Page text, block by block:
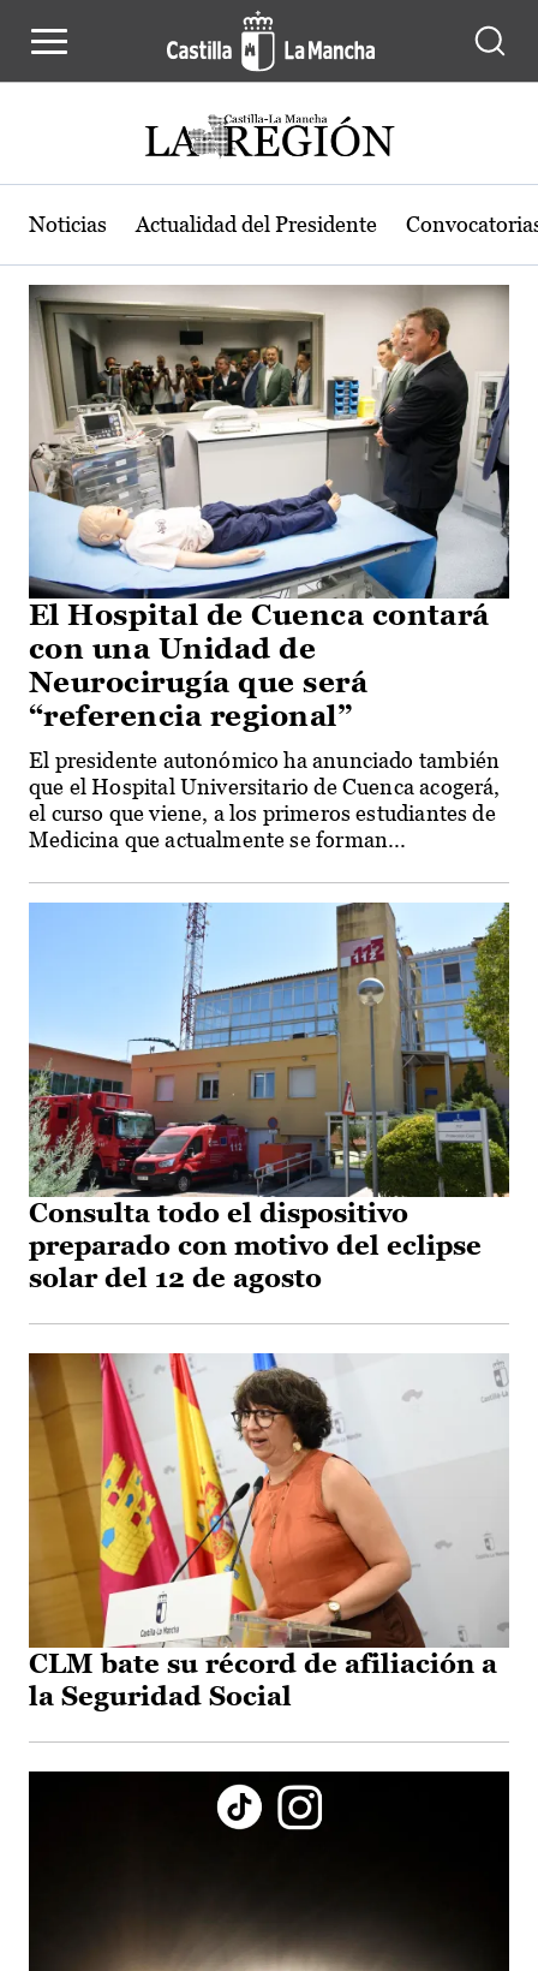
Actualidad de la región de Castilla-
Noticias Actualidad del Presidente
El Hospital de Cuenca contará
con una Unidad de
Neurocirugía que será
“referencia regional”
El presidente autonómico ha anunciado también
que el Hospital Universitario de Cuenca acogerá,
el curso que viene, a los primeros estudiantes de
Medicina que actualmente se forman...
Consulta todo el dispositivo
preparado con motivo del eclipse
solar del 12 de agosto
CLM bate su récord de afiliación a
la Seguridad Social